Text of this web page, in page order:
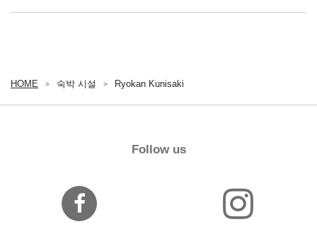
HOME 숙박 시설 Ryokan Kunisaki
Follow us